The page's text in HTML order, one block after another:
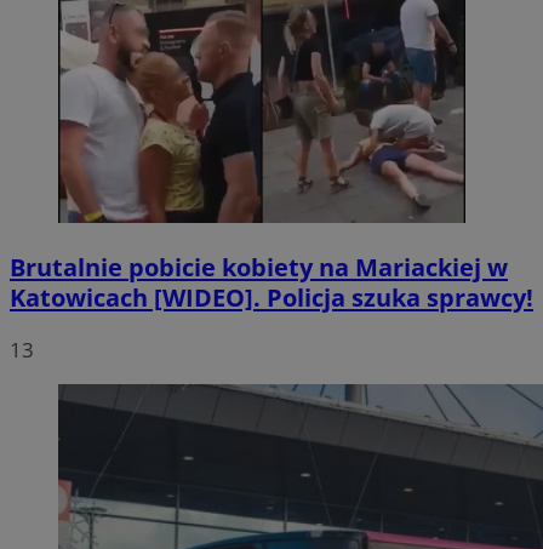
Brutalnie pobicie kobiety na Mariackiej w
Katowicach [WIDEO]. Policja szuka sprawcy!
13